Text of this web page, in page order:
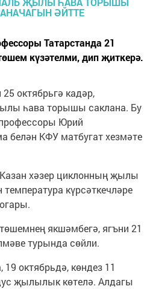
Татарстанда 21
күзәтелми, дип җиткерә.
октябрьгә кадәр,
һава торышы саклана. Бу
Юрий
белән КФУ матбугат хезмәте
хәзер циклонның җылы
күрсәткечләре
якшәмбегә, ягъни 21
турында сөйли.
октябрьдә, көндез 11
җылылык көтелә. Алдагы